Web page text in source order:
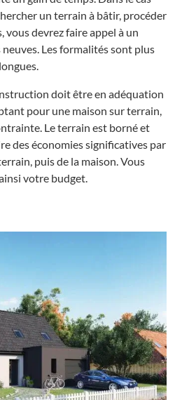
un terrain à bâtir, procéder
vous devrez faire appel à un
Les formalités sont plus
longues.
doit être en adéquation
pour une maison sur terrain,
Le terrain est borné et
des économies significatives par
puis de la maison. Vous
votre budget.